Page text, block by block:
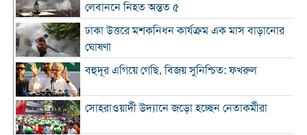
লেবাননে নিহত অন্তত ৫
ঢাকা উত্তরে মশকনিধন কার্যক্রম এক মাস বাড়ানোর
ঘোষণা
বহুদূর এগিয়ে গেছি, বিজয় সুনিশ্চিত: ফখরুল
সোহরাওয়ার্দী উদ্যানে জড়ো হচ্ছেন নেতাকর্মীরা